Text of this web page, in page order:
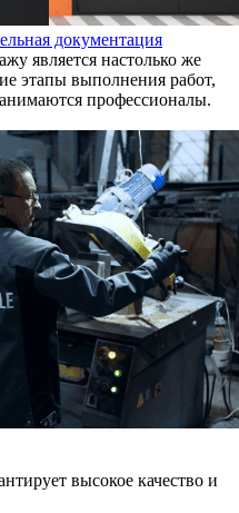
документация
является настолько же
этапы выполнения работ,
профессионалы.
высокое качество и